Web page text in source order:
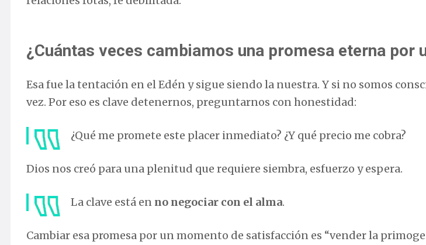
¿Cuántas veces cambiamos una promesa eterna por
Esa fue la tentación en el Edén y sigue siendo la nuestra. Y si no somos
vez. Por eso es clave detenernos, preguntarnos con honestidad:
¿Qué me promete este placer inmediato? ¿Y qué precio me cobra?
Dios nos creó para una plenitud que requiere siembra, esfuerzo y espera.
La clave está en no negociar con el alma.
Cambiar esa promesa por un momento de satisfacción es “vender la